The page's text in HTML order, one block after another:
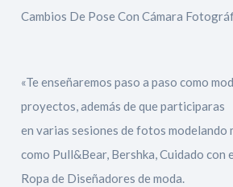
Cambios De Pose Con Cámara
«Te enseñaremos paso a paso como
proyectos, además de que participaras
en varias sesiones de fotos modelando
como Pull&Bear, Bershka, Cuidado con
Ropa de Diseñadores de moda.